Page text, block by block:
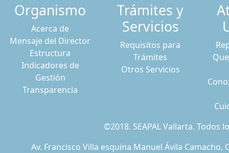
Organismo
Acerca de
Mensaje del Director
Estructura
Indicadores de
Gestión
Transparencia
Trámites y
Servicios
Requisitos para
Trámites
Otros Servicios
©2018. SEAPAL Vallarta. Todos
Av. Francisco Villa esquina Manuel Ávila Camacho,